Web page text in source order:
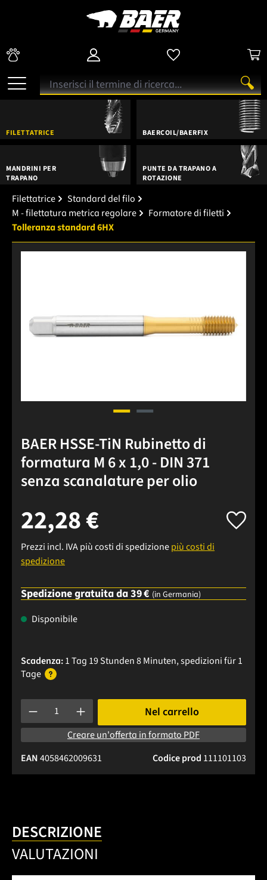
FILETTATRICE BAERCOIL/BAERFIX
MANDRINI PER
TRAPANO
PUNTE DA TRAPANO A
ROTAZIONE
Filettatrice
Standard del filo
M - filettatura metrica regolare
Formatore di filetti
Tolleranza standard 6HX
BAER HSSE-TiN Rubinetto di
formatura M 6 x 1,0 - DIN 371
senza scanalature per olio
22,28 €
Prezzi incl. IVA più costi di spedizionepiù costi di
spedizione
Spedizione gratuita da 39 € (in Germania)
Disponibile
Scadenza:1 Tag 19 Stunden 8 Minuten, spedizionifür 1
Tage
Quantità del prodotto: inserisci la quantità desiderata o
Nel carrello
Creare un'offerta in formato PDF
Codice prod 111101103
EAN4058462009631
DESCRIZIONE
VALUTAZIONI